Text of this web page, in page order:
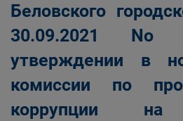
Беловского
30.09.2021 No
утверждении в
комиссии по
коррупции на